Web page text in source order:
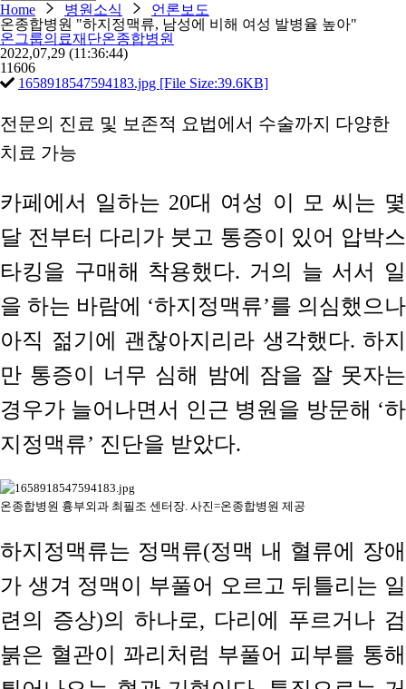
Home
병원소식
언론보도
온종합병원 "하지정맥류, 남성에 비해 여성 발병율 높아"
온그룹의료재단온종합병원
2022,07,29 (11:36:44)
11606
1658918547594183.jpg [File Size:39.6KB]
전문의 진료 및 보존적 요법에서 수술까지 다양한
치료 가능
카페에서 일하는 20대 여성 이 모 씨는 몇
달 전부터 다리가 붓고 통증이 있어 압박스
타킹을 구매해 착용했다. 거의 늘 서서 일
을 하는 바람에 ‘하지정맥류’를 의심했으나
아직 젊기에 괜찮아지리라 생각했다. 하지
만 통증이 너무 심해 밤에 잠을 잘 못자는
경우가 늘어나면서 인근 병원을 방문해 ‘하
지정맥류’ 진단을 받았다.
온종합병원 흉부외과 최필조 센터장. 사진=온종합병원 제공
하지정맥류는 정맥류(정맥 내 혈류에 장애
가 생겨 정맥이 부풀어 오르고 뒤틀리는 일
련의 증상)의 하나로, 다리에 푸르거나 검
붉은 혈관이 꽈리처럼 부풀어 피부를 통해